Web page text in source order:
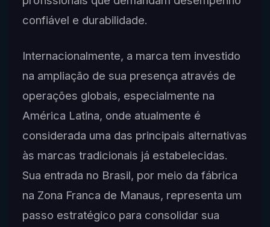
confiável e durabilidade.
Internacionalmente, a marca tem investido
na ampliação de sua presença através de
operações globais, especialmente na
América Latina, onde atualmente é
considerada uma das principais alternativas
às marcas tradicionais já estabelecidas.
Sua entrada no Brasil, por meio da fábrica
na Zona Franca de Manaus, representa um
passo estratégico para consolidar sua